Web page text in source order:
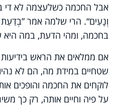
אבל החכמה כשלעצמה לא די
וְנָעִים“. הרי שלמה אמר
בחכמה, ומהי הדעת, במה היא
אם ממלאים את הראש בידיעות
שטחיים במידת מה, הם לא
לוקחים את החכמה והופכים
על פיה וחיים אותה, רק כך